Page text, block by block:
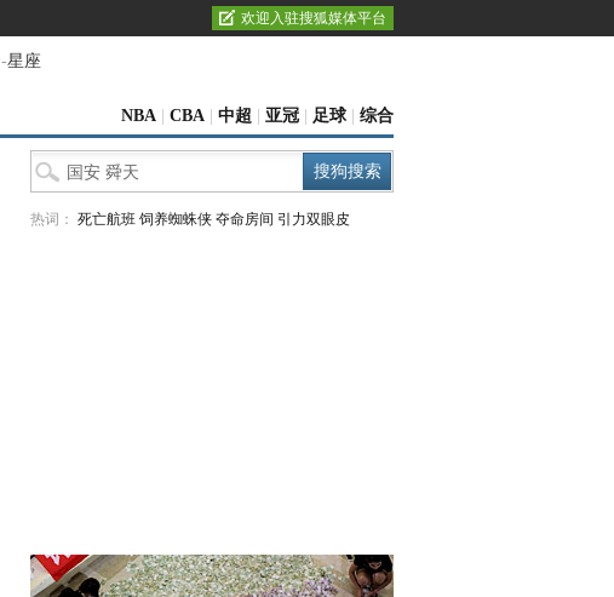
欢迎入驻搜狐媒体平台
-星座
NBA CBA 中超 亚冠 足球 综合
热词： 死亡航班 饲养蜘蛛侠 夺命房间 引力双眼皮